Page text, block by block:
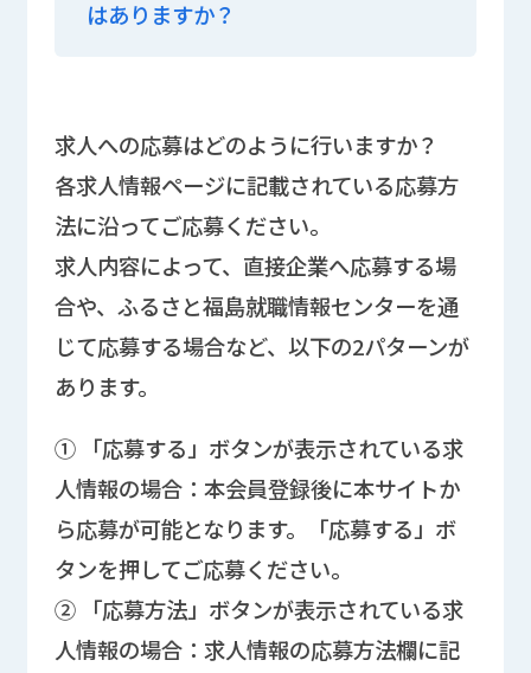
はありますか？
求人への応募はどのように行いますか？
各求人情報ページに記載されている応募方
法に沿ってご応募ください。
求人内容によって、直接企業へ応募する場
合や、ふるさと福島就職情報センターを通
じて応募する場合など、以下の2パターンが
あります。
① 「応募する」ボタンが表示されている求
人情報の場合：本会員登録後に本サイトか
ら応募が可能となります。「応募する」ボ
タンを押してご応募ください。
② 「応募方法」ボタンが表示されている求
人情報の場合：求人情報の応募方法欄に記